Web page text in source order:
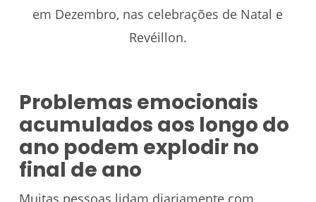
em Dezembro, nas celebrações de Natal e
Revéillon.
Problemas emocionais
acumulados aos longo do
ano podem explodir no
final de ano
Muitas pessoas lidam diariamente com